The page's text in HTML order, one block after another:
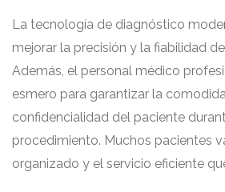
La tecnología de diagnóstico
mejorar la precisión y la fiabilidad
Además, el personal médico
esmero para garantizar la
confidencialidad del paciente
procedimiento. Muchos pacientes
organizado y el servicio eficiente